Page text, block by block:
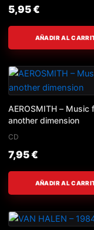
5,95€
AÑADIR AL
AEROSMITH – Music
another dimension
CD
7,95€
AÑADIR AL